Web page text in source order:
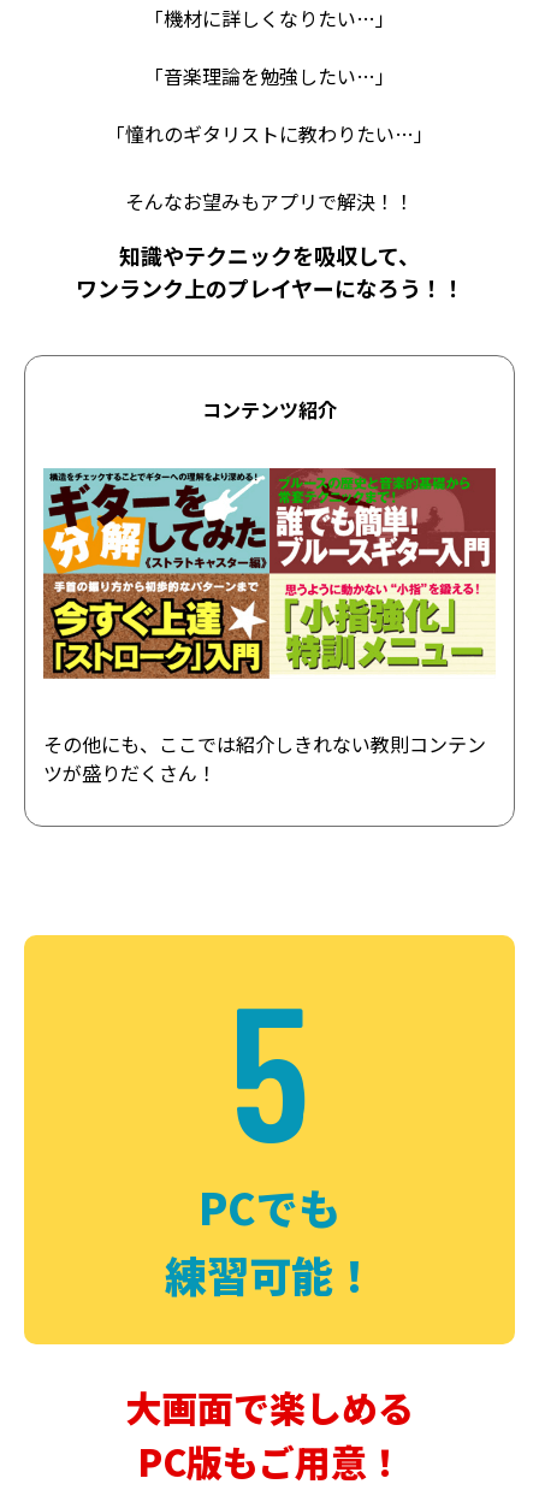
「機材に詳しくなりたい…」
「音楽理論を勉強したい…」
「憧れのギタリストに教わりたい…」
そんなお望みもアプリで解決！！
知識やテクニックを吸収して、
ワンランク上のプレイヤーになろう！！
コンテンツ紹介
その他にも、ここでは紹介しきれない教則コンテン
ツが盛りだくさん！
5
PCでも
練習可能！
大画面で楽しめる
PC版もご用意！